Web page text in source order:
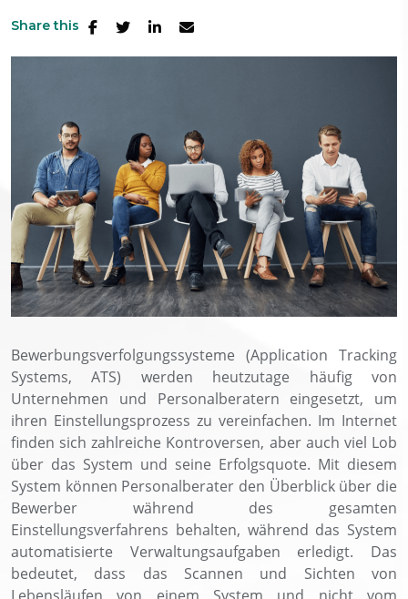
Share this
Bewerbungsverfolgungssysteme (Application Tracking
Systems, ATS) werden heutzutage häufig von
Unternehmen und Personalberatern eingesetzt, um
ihren Einstellungsprozess zu vereinfachen. Im Internet
finden sich zahlreiche Kontroversen, aber auch viel Lob
über das System und seine Erfolgsquote. Mit diesem
System können Personalberater den Überblick über die
Bewerber während des gesamten
Einstellungsverfahrens behalten, während das System
automatisierte Verwaltungsaufgaben erledigt. Das
bedeutet, dass das Scannen und Sichten von